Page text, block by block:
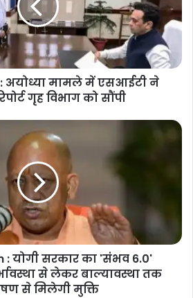
अयोध्या मामले में एसआईटी ने
गृह विभाग को सौंपी
: योगी सरकार का 'संभव 6.0'
से लेकर बाल्यावस्था तक
से मिलेगी मुक्ति